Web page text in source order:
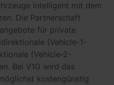
intelligent mit dem
Die Partnerschaft
für private
(Vehicle-1-
(Vehicle-2-
Bei V1G wird das
kostengünstig